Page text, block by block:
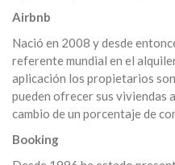
Airbnb
Nació en 2008 y desde
referente mundial en el
aplicación los propietarios
pueden ofrecer sus viviendas
cambio de un porcentaje de
Booking